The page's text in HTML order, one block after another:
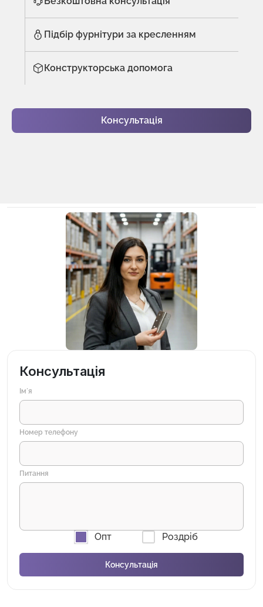
Підбір фурнітури за кресленням
Конструкторська допомога
Консультація
Консультація
Імʼя
Номер телефону
Питання
Опт Роздріб